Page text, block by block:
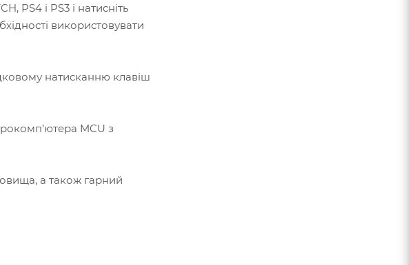
PS4 і PS3 і натисніть
використовувати
натисканню клавіш
MCU з
а також гарний